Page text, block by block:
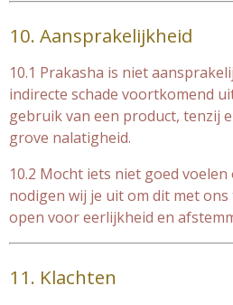
10. Aansprakelijkheid
10.1 Prakasha is niet
indirecte schade voortkomend
gebruik van een product, tenzij
grove nalatigheid.
10.2 Mocht iets niet goed
nodigen wij je uit om dit met
open voor eerlijkheid en
11. Klachten